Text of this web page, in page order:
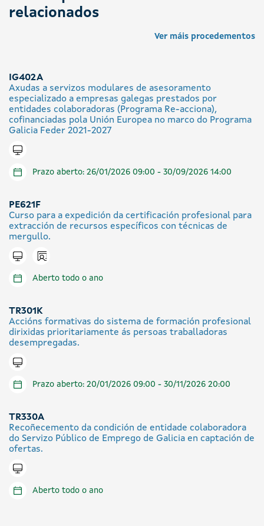
relacionados
Ver máis procedementos
IG402A
Axudas a servizos modulares de asesoramento
especializado a empresas galegas prestados por
entidades colaboradoras (Programa Re-acciona),
cofinanciadas pola Unión Europea no marco do Programa
Galicia Feder 2021-2027
Tramitar en liña
Prazo aberto: 26/01/2026 09:00 - 30/09/2026 14:00
PE621F
Curso para a expedición da certificación profesional para
extracción de recursos específicos con técnicas de
mergullo.
Tramitar en liña
Icono presencial
Aberto todo o ano
TR301K
Accións formativas do sistema de formación profesional
dirixidas prioritariamente ás persoas traballadoras
desempregadas.
Tramitar en liña
Prazo aberto: 20/01/2026 09:00 - 30/11/2026 20:00
TR330A
Recoñecemento da condición de entidade colaboradora
do Servizo Público de Emprego de Galicia en captación de
ofertas.
Tramitar en liña
Aberto todo o ano